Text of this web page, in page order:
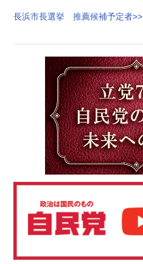
長浜市長選挙 推薦候補予定者>>